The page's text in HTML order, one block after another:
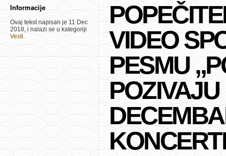
Informacije
Ovaj tekst napisan je 11 Dec
2018, i nalazi se u kategoriji
Vesti.
VIDEO
PESMU
POZIVAJU